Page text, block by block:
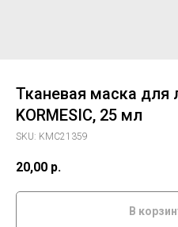
Тканевая маска для
KORMESIC, 25 мл
SKU: KMC21359
20,00 р.
В